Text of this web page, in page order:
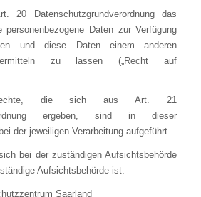
20 Datenschutzgrundverordnung das
personenbezogene Daten zur Verfügung
und diese Daten einem anderen
zu lassen („Recht auf
die sich aus Art. 21
ergeben, sind in dieser
der jeweiligen Verarbeitung aufgeführt.
bei der zuständigen Aufsichtsbehörde
Aufsichtsbehörde ist:
Saarland